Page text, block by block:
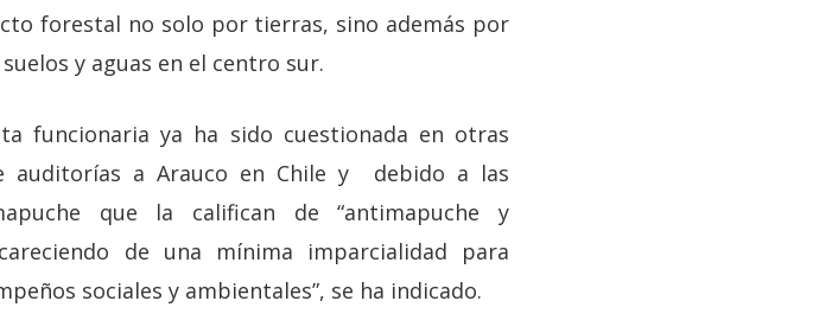
forestal no solo por tierras, sino además por
y aguas en el centro sur.
funcionaria ya ha sido cuestionada en otras
auditorías a Arauco en Chile y debido a las
que la califican de “antimapuche y
de una mínima imparcialidad para
sociales y ambientales”, se ha indicado.